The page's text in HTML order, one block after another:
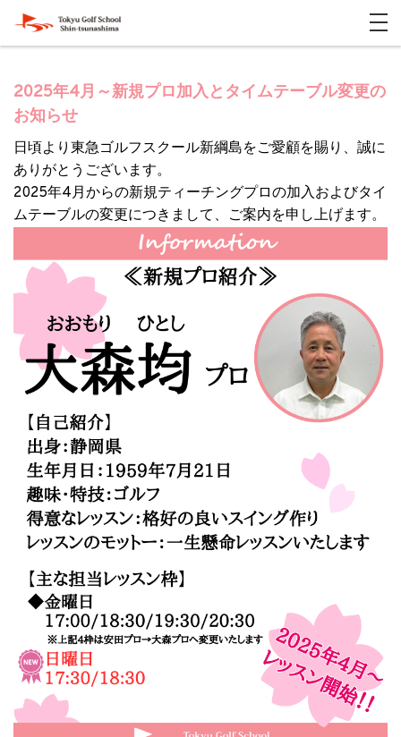
2025年4月～新規プロ加入とタイムテーブル変更の
お知らせ
日頃より東急ゴルフスクール新綱島をご愛顧を賜り、誠に
ありがとうございます。
2025年4月からの新規ティーチングプロの加入およびタイ
ムテーブルの変更につきまして、ご案内を申し上げます。